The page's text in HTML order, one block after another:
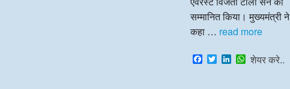
सम्मानित किया। मुख्यमंत्री ने
कहा … read more
F
a
T
w
L
i
W
h
शेयर करे..